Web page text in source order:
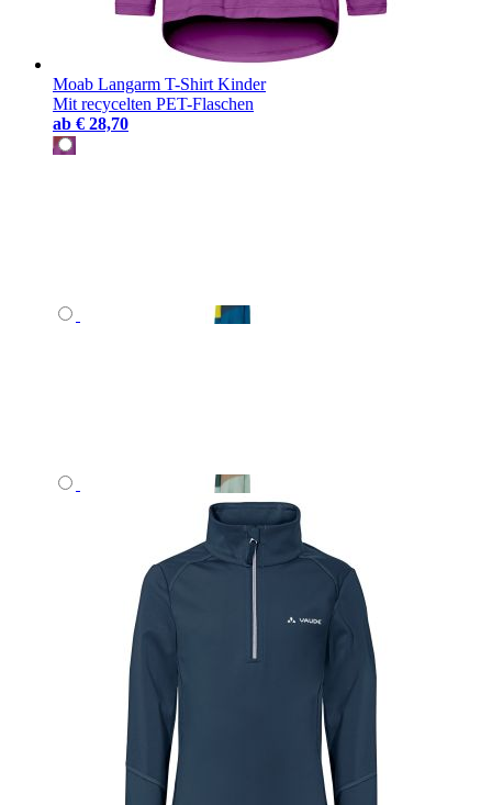
Moab Langarm T-Shirt Kinder
Mit recycelten PET-Flaschen
ab € 28,70